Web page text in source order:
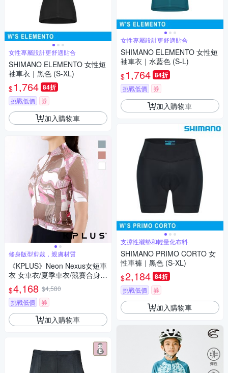
女性專屬設計更舒適貼合
SHIMANO ELEMENTO 女性短
袖車衣｜黑色 (S-XL)
$1,764 84折
挑戰低價 券
加入購物車
修身版型剪裁，親膚材質
《KPLUS》Neon Nexus女短車
衣 女車衣/夏季車衣/競賽合身/
自行車/運動/車服
$4,168 $4,580
挑戰低價
券
加入購物車
女性專屬設計更舒適貼合
SHIMANO ELEMENTO 女性短
袖車衣｜水藍色 (S-L)
$1,764 84折
挑戰低價 券
加入購物車
支撐性襯墊和輕量化布料
SHIMANO PRIMO CORTO 女
性車褲｜黑色 (S-XL)
$2,184 84折
挑戰低價 券
加入購物車